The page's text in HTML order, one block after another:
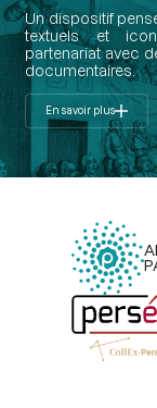
Un dispositif
textuels et
partenariat avec
documentaires.
En savoir plus